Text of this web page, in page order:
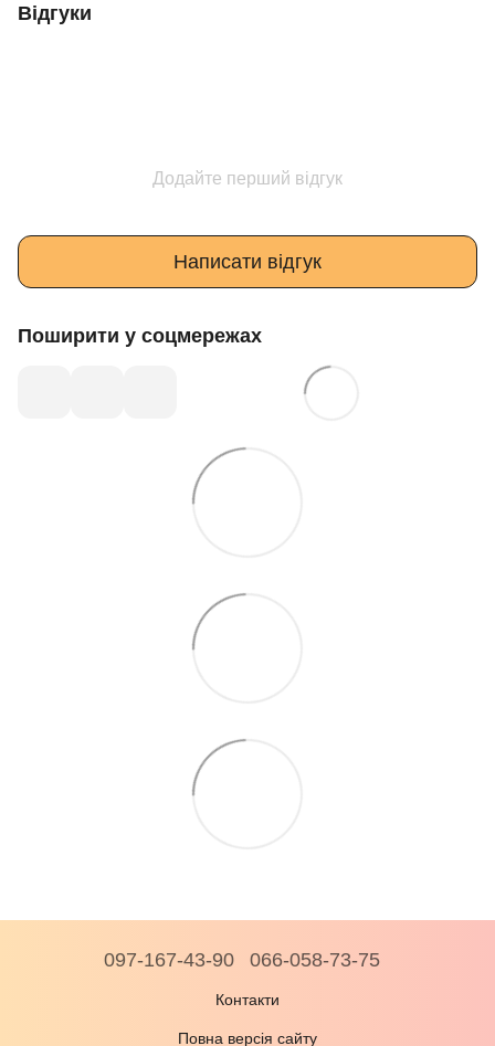
Відгуки
Додайте перший відгук
Написати відгук
Поширити у соцмережах
097-167-43-90 066-058-73-75
Контакти
Повна версія сайту